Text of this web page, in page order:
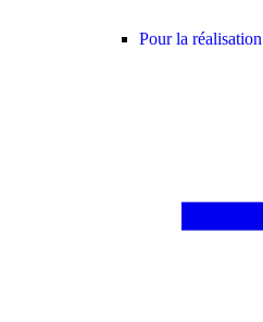
Pour la réalisation